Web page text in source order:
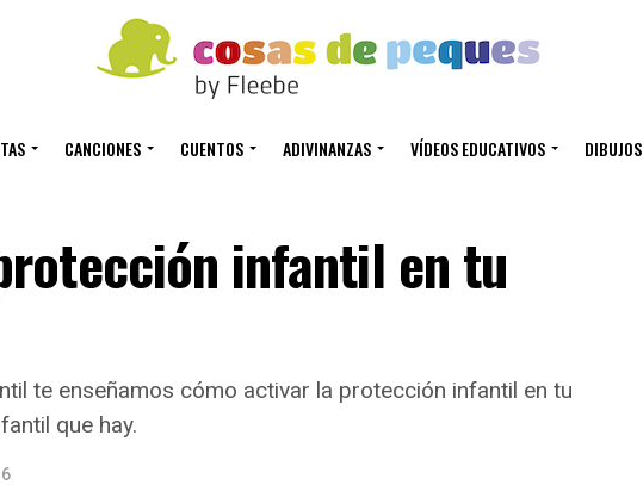
CANCIONES CUENTOS ADIVINANZAS VÍDEOS EDUCATIVOS DIBUJOS
infantil en tu
te enseñamos cómo activar la protección infantil en tu
que hay.